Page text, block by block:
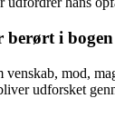
i
venskab, mod,
udforsket